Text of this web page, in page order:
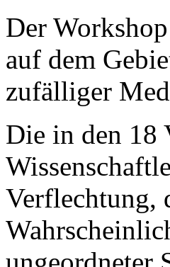
Der
auf dem
zufälliger
Die in den 18
Verflechtung,